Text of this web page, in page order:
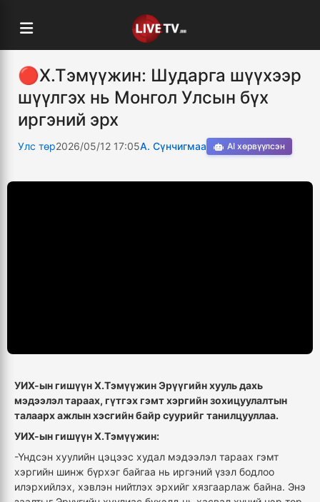
🔴Х.Тэмүүжин: Шударга шүүхээр
шүүлгэх нь Монгол Улсын бүх
иргэний эрх
Улс төр2026/05/12 17:05А. Сүнчигмаа AI хөрвүүлсэн
УИХ-ын гишүүн Х.Тэмүүжин Эрүүгийн хууль дахь
мэдээлэл тараах, гүтгэх гэмт хэргийн зохицуулалтын
талаарх ажлын хэсгийн байр суурийг танилцууллаа.
УИХ-ын гишүүн Х.Тэмүүжин:
-Үндсэн хуулийн цэцээс худал мэдээлэл тараах гэмт
хэргийн шинж бүрхэг байгаа нь иргэний үзэл бодлоо
илэрхийлэх, хэвлэн нийтлэх эрхийг хязгаарлаж байна. Энэ